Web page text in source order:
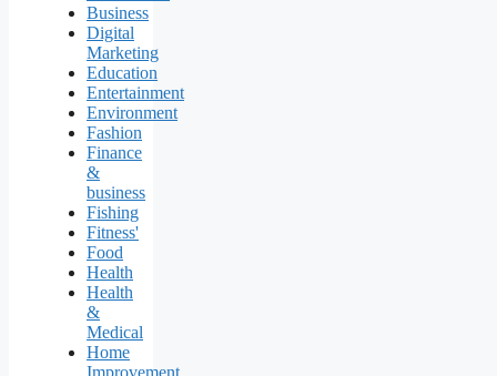
Business
Digital
Marketing
Education
Entertainment
Environment
Fashion
Finance
&
business
Fishing
Fitness'
Food
Health
Health
&
Medical
Home